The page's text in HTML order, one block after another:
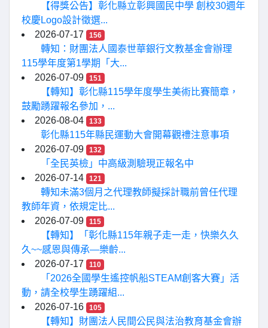
【得獎公告】彰化縣立彰興國民中學 創校30週年
校慶Logo設計徵選...
2026-07-17
156
轉知：財團法人國泰世華銀行文教基金會辦理
115學年度第1學期「大...
2026-07-09
151
【轉知】彰化縣115學年度學生美術比賽簡章，
鼓勵踴躍報名參加，...
2026-08-04
133
彰化縣115年縣民運動大會開幕觀禮注意事項
2026-07-09
132
「全民英檢」中高級測驗現正報名中
2026-07-14
121
轉知未滿3個月之代理教師擬採計職前曾任代理
教師年資，依規定比...
2026-07-09
115
【轉知】「彰化縣115年親子走一走，快樂久久
久~~感恩與傳承—樂齡...
2026-07-17
110
「2026全國學生遙控帆船STEAM創客大賽」活
動，請全校學生踴躍組...
2026-07-16
105
【轉知】財團法人民間公民與法治教育基金會辦